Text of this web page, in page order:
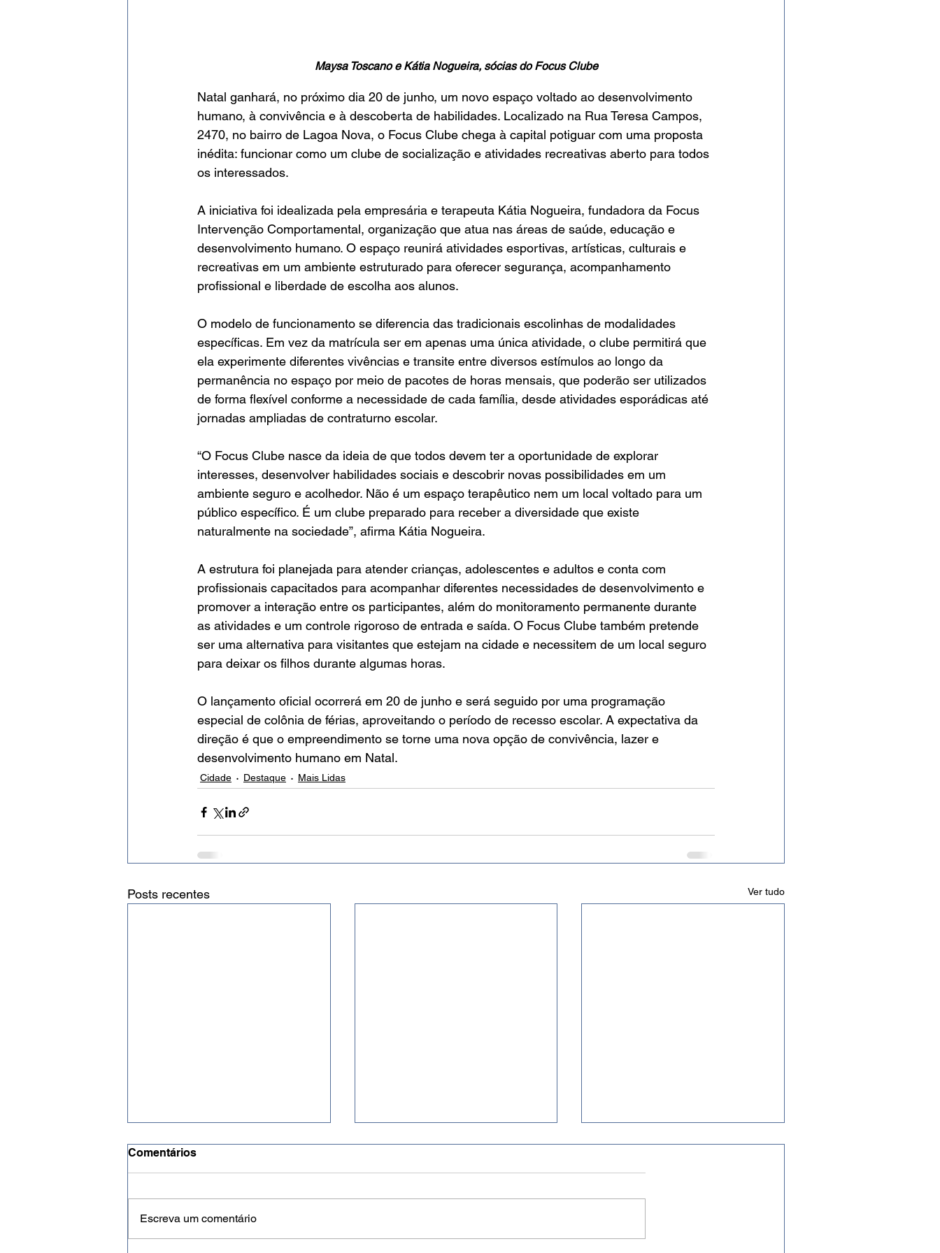
Maysa Toscano e Kátia Nogueira, sócias do Focus Clube
Natal ganhará, no próximo dia 20 de junho, um novo espaço voltado ao desenvolvimento
humano, à convivência e à descoberta de habilidades. Localizado na Rua Teresa Campos,
2470, no bairro de Lagoa Nova, o Focus Clube chega à capital potiguar com uma proposta
inédita: funcionar como um clube de socialização e atividades recreativas aberto para todos
os interessados.
A iniciativa foi idealizada pela empresária e terapeuta Kátia Nogueira, fundadora da Focus
Intervenção Comportamental, organização que atua nas áreas de saúde, educação e
desenvolvimento humano. O espaço reunirá atividades esportivas, artísticas, culturais e
recreativas em um ambiente estruturado para oferecer segurança, acompanhamento
profissional e liberdade de escolha aos alunos.
O modelo de funcionamento se diferencia das tradicionais escolinhas de modalidades
específicas. Em vez da matrícula ser em apenas uma única atividade, o clube permitirá que
ela experimente diferentes vivências e transite entre diversos estímulos ao longo da
permanência no espaço por meio de pacotes de horas mensais, que poderão ser utilizados
de forma flexível conforme a necessidade de cada família, desde atividades esporádicas até
jornadas ampliadas de contraturno escolar.
“O Focus Clube nasce da ideia de que todos devem ter a oportunidade de explorar
interesses, desenvolver habilidades sociais e descobrir novas possibilidades em um
ambiente seguro e acolhedor. Não é um espaço terapêutico nem um local voltado para um
público específico. É um clube preparado para receber a diversidade que existe
naturalmente na sociedade”, afirma Kátia Nogueira.
A estrutura foi planejada para atender crianças, adolescentes e adultos e conta com
profissionais capacitados para acompanhar diferentes necessidades de desenvolvimento e
promover a interação entre os participantes, além do monitoramento permanente durante
as atividades e um controle rigoroso de entrada e saída. O Focus Clube também pretende
ser uma alternativa para visitantes que estejam na cidade e necessitem de um local seguro
para deixar os filhos durante algumas horas.
O lançamento oficial ocorrerá em 20 de junho e será seguido por uma programação
especial de colônia de férias, aproveitando o período de recesso escolar. A expectativa da
direção é que o empreendimento se torne uma nova opção de convivência, lazer e
desenvolvimento humano em Natal.
Cidade Destaque Mais Lidas
Posts recentes Ver tudo
Comentários
Escreva um comentário